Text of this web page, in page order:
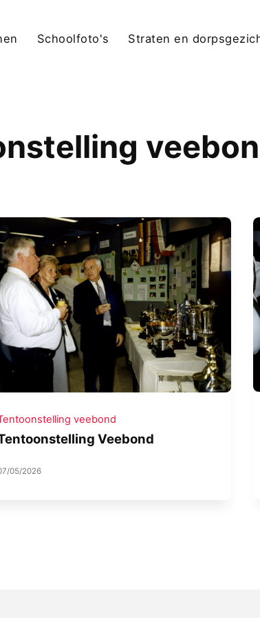
Schoolfoto's Straten en
veebond
Veebond
05/2026